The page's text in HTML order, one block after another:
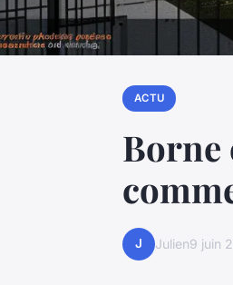
ACTU
Borne
J Julien9 juin